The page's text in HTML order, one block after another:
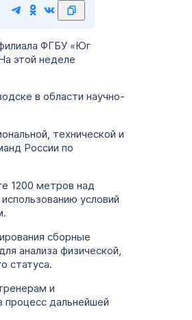
ФГБУ «Юг
этой неделе
в области научно-
технической и
России по
1200 метров над
условий
сборные
анализа физической,
статуса.
и
процесс дальнейшей